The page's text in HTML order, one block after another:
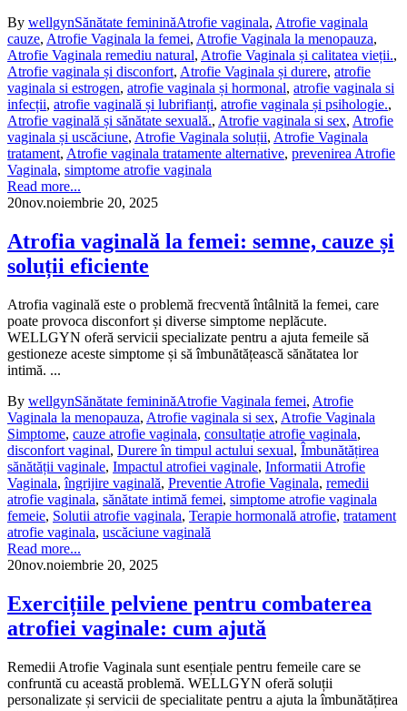
By wellgynSănătate femininăAtrofie vaginala, Atrofie vaginala
cauze, Atrofie Vaginala la femei, Atrofie Vaginala la menopauza,
Atrofie Vaginala remediu natural, Atrofie Vaginala și calitatea vieții.,
Atrofie vaginala și disconfort, Atrofie Vaginala și durere, atrofie
vaginala si estrogen, atrofie vaginala și hormonal, atrofie vaginala si
infecții, atrofie vaginală și lubrifianți, atrofie vaginala și psihologie.,
Atrofie vaginală și sănătate sexuală., Atrofie vaginala si sex, Atrofie
vaginala și uscăciune, Atrofie Vaginala soluții, Atrofie Vaginala
tratament, Atrofie vaginala tratamente alternative, prevenirea Atrofie
Vaginala, simptome atrofie vaginala
Read more...
20nov.noiembrie 20, 2025
Atrofia vaginală la femei: semne, cauze și
soluții eficiente
Atrofia vaginală este o problemă frecventă întâlnită la femei, care
poate provoca disconfort și diverse simptome neplăcute.
WELLGYN oferă servicii specializate pentru a ajuta femeile să
gestioneze aceste simptome și să îmbunătățească sănătatea lor
intimă. ...
By wellgynSănătate femininăAtrofie Vaginala femei, Atrofie
Vaginala la menopauza, Atrofie vaginala si sex, Atrofie Vaginala
Simptome, cauze atrofie vaginala, consultație atrofie vaginala,
disconfort vaginal, Durere în timpul actului sexual, Îmbunătățirea
sănătății vaginale, Impactul atrofiei vaginale, Informatii Atrofie
Vaginala,îngrijire vaginală, Preventie Atrofie Vaginala, remedii
atrofie vaginala, sănătate intimă femei, simptome atrofie vaginala
femeie, Solutii atrofie vaginala, Terapie hormonală atrofie, tratament
atrofie vaginala, uscăciune vaginală
Read more...
20nov.noiembrie 20, 2025
Exercițiile pelviene pentru combaterea
atrofiei vaginale: cum ajută
Remedii Atrofie Vaginala sunt esențiale pentru femeile care se
confruntă cu această problemă. WELLGYN oferă soluții
personalizate și servicii de specialitate pentru a ajuta la îmbunătățirea